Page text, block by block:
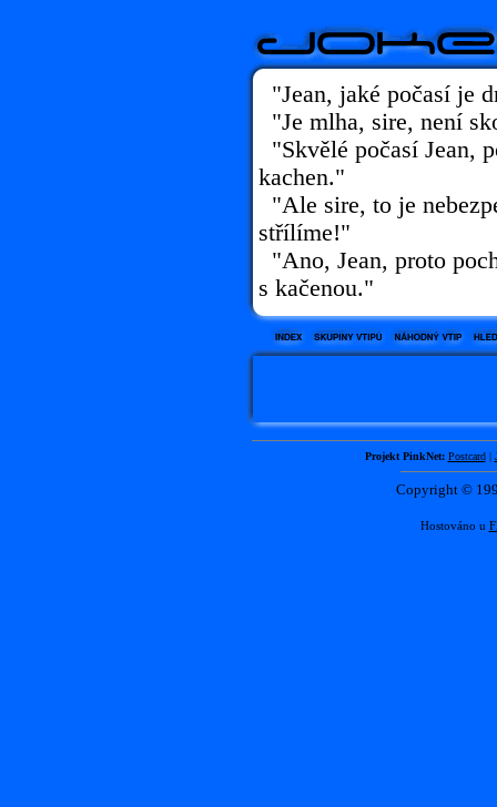
"Jean, jaké počasí je
"Je mlha, sire, není
"Skvělé počasí Jean,
kachen."
"Ale sire, to je
střílíme!"
"Ano, Jean, proto
s kačenou."
Projekt PinkNet: Postcard|
Copyright ©
Hostováno u